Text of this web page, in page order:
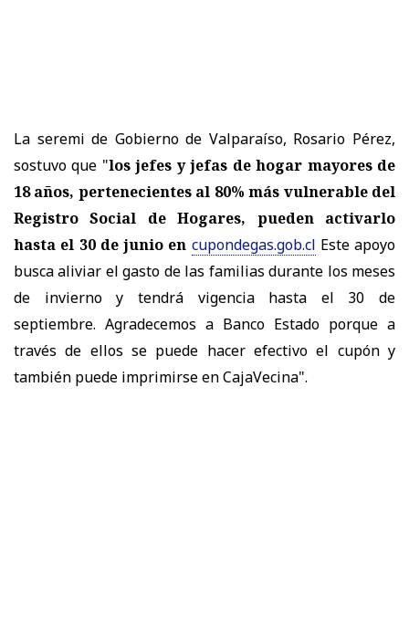
La seremi de Gobierno de Valparaíso, Rosario Pérez,
sostuvo que "los jefes y jefas de hogar mayores de
18 años, pertenecientes al 80% más vulnerable del
Registro Social de Hogares, pueden activarlo
hasta el 30 de junio en cupondegas.gob.cl Este apoyo
busca aliviar el gasto de las familias durante los meses
de invierno y tendrá vigencia hasta el 30 de
septiembre. Agradecemos a Banco Estado porque a
través de ellos se puede hacer efectivo el cupón y
también puede imprimirse en CajaVecina".